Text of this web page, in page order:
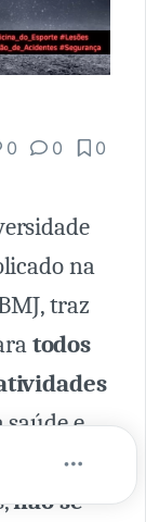
0 0 0
na
traz
todos
saúde e
não se